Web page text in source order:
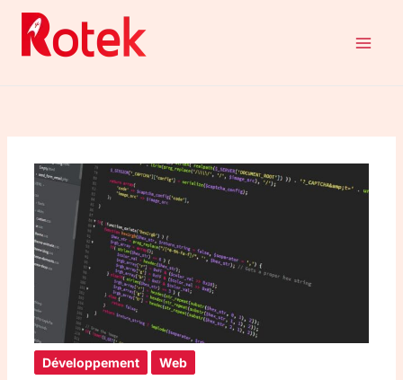
Aller
contenu
Développement Web